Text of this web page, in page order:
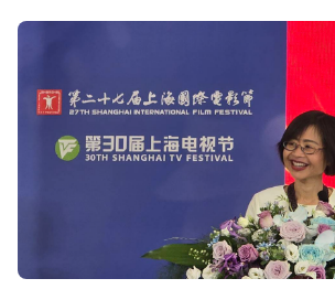
The Visual
Thai PBS Verify
ตรวจสอบข่าวปลอม คัดกรองข่าวจริง